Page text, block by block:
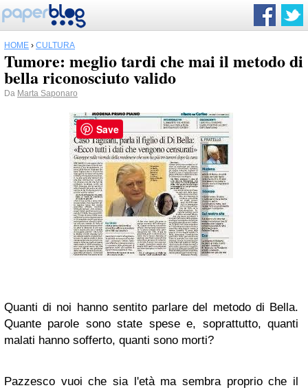
HOME › CULTURA
Tumore: meglio tardi che mai il metodo di
bella riconosciuto valido
Da Marta Saponaro
Quanti di noi hanno sentito parlare del metodo di Bella.
Quante parole sono state spese e, soprattutto, quanti
malati hanno sofferto, quanti sono morti?
Pazzesco vuoi che sia l'età ma sembra proprio che il
Save